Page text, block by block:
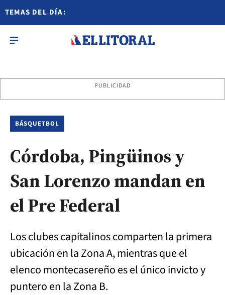
TEMAS DEL DÍA:
PUBLICIDAD
BÁSQUETBOL
Córdoba, Pingüinos y
San Lorenzo mandan en
el Pre Federal
Los clubes capitalinos comparten la primera
ubicación en la Zona A, mientras que el
elenco montecasereño es el único invicto y
puntero en la Zona B.